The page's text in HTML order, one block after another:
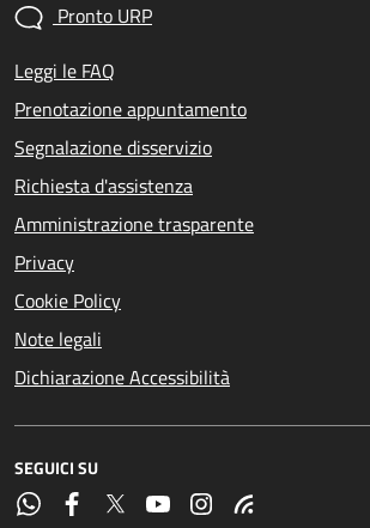
Pronto URP
Leggi le FAQ
Prenotazione appuntamento
Segnalazione disservizio
Richiesta d'assistenza
Amministrazione trasparente
Privacy
Cookie Policy
Note legali
Dichiarazione Accessibilità
SEGUICI SU